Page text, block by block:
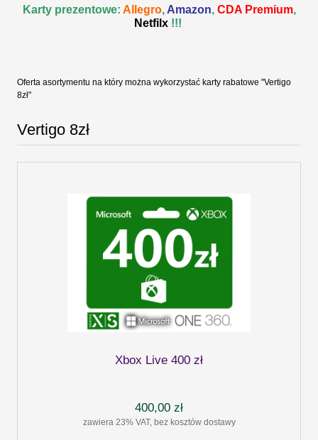
Karty prezentowe: Allegro, Amazon, CDA Premium,
Netfilx!!!
Oferta asortymentu na który można wykorzystać karty rabatowe "Vertigo
8zł"
Vertigo 8zł
Xbox Live 400 zł
400,00 zł
zawiera 23% VAT, bez kosztów dostawy